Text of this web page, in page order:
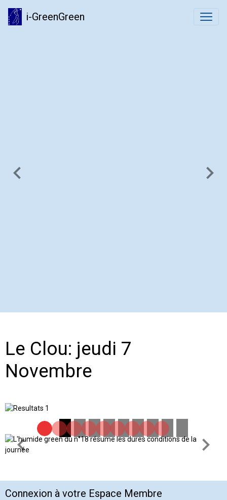
i-GreenGreen
Le Clou: jeudi 7
Novembre
Connexion à votre Espace Membre